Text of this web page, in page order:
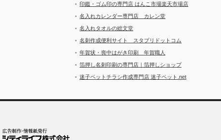
印鑑・ゴム印の専門店 はんこ市場楽天市場店
名入れカレンダー専門店 カレン堂
名入れタオルの総文堂
名刺作成便利サイト スタプリドットコム
年賀状・喪中はがき印刷 年賀職人
箔押し名刺印刷の専門店｜箔押しショップ
迷子ペットチラシ作成専門店 迷子ペット.net